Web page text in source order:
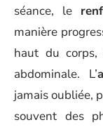
séance, le
manière
haut du
abdominale. L’
jamais oubliée,
souvent des